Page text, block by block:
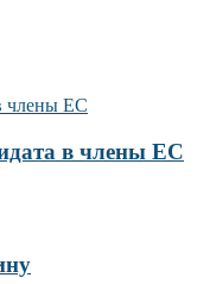
в члены ЕС